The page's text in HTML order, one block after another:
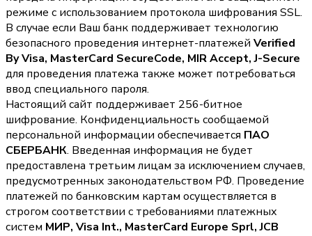
режиме с использованием протокола шифрования SSL.
В случае если Ваш банк поддерживает технологию
безопасного проведения интернет-платежей Verified
By Visa, MasterCard SecureCode, MIR Accept, J-Secure
для проведения платежа также может потребоваться
ввод специального пароля.
Настоящий сайт поддерживает 256-битное
шифрование. Конфиденциальность сообщаемой
персональной информации обеспечивается ПАО
СБЕРБАНК. Введенная информация не будет
предоставлена третьим лицам за исключением случаев,
предусмотренных законодательством РФ. Проведение
платежей по банковским картам осуществляется в
строгом соответствии с требованиями платежных
систем МИР, Visa Int., MasterCard Europe Sprl, JCB